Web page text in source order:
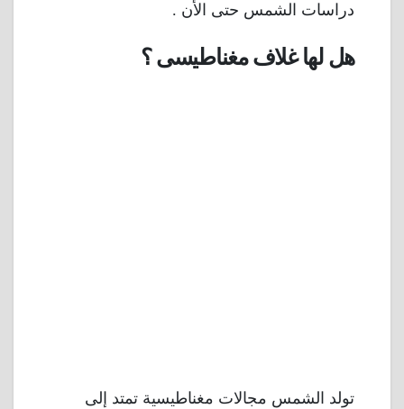
دراسات الشمس حتى الأن .
هل لها غلاف مغناطيسى ؟
تولد الشمس مجالات مغناطيسية تمتد إلى